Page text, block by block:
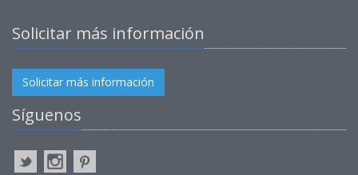
Solicitar más información
Solicitar más información
Síguenos